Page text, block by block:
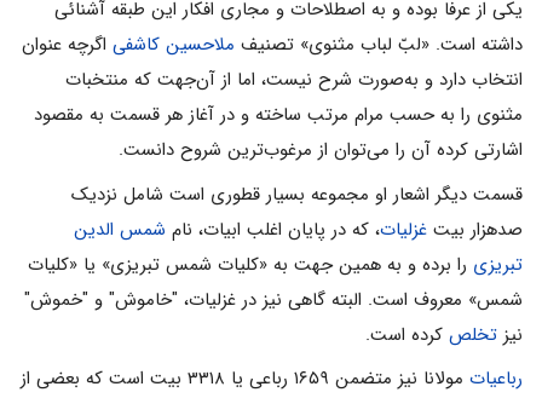
یکی از عرفا بوده و به اصطلاحات و مجاری افکار این طبقه آشنائی
داشته است. «لبّ لباب مثنوی» تصنیف ملاحسین کاشفی اگرچه عنوان
انتخاب دارد و به‌صورت شرح نیست، اما از آن‌جهت که منتخبات
مثنوی را به حسب مرام مرتب ساخته و در آغاز هر قسمت به مقصود
اشارتی کرده آن را می‌توان از مرغوب‌ترین شروح دانست.
قسمت دیگر اشعار او مجموعه بسیار قطوری است شامل نزدیک
صدهزار بیت غزلیات، که در پایان اغلب ابیات، نام شمس الدین
تبریزی را برده و به همین جهت به «کلیات شمس تبریزی» یا «کلیات
شمس» معروف است. البته گاهی نیز در غزلیات، "خاموش" و "خموش"
نیز تخلص کرده است.
رباعیات
مولانا نیز متضمن ۱۶۵۹ رباعی یا ۳۳۱۸ بیت است که بعضی از